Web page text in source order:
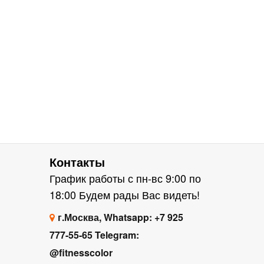
Контакты
График работы с пн-вс 9:00 по
18:00 Будем рады Вас видеть!
г.Москва, Whatsapp: +7 925
777-55-65 Telegram:
@fitnesscolor